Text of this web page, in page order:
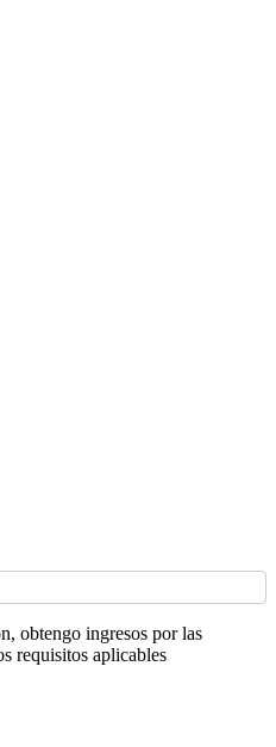
obtengo ingresos por las
requisitos aplicables